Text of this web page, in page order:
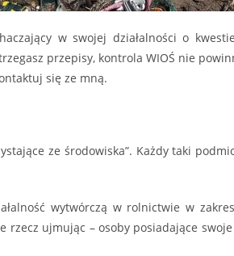
w swojej działalności o
przepisy, kontrola WIOŚ nie
się ze mną.
ze środowiska”. Każdy taki
wytwórczą w rolnictwie w
ujmując – osoby posiadające swoje